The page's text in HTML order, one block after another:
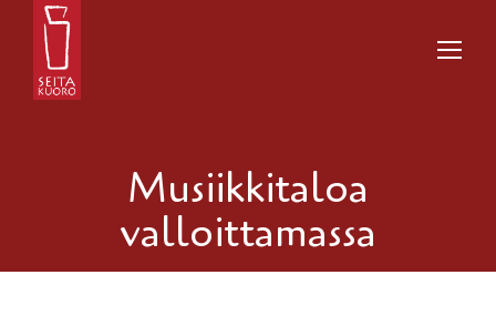
Musiikkitaloa
valloittamassa